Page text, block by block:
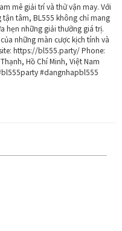
mê giải trí và thử vận may. Với
tâm, BL555 không chỉ mang
hẹn những giải thưởng giá trị.
những màn cược kịch tính và
https://bl555.party/ Phone:
Hồ Chí Minh, Việt Nam
#dangnhapbl555